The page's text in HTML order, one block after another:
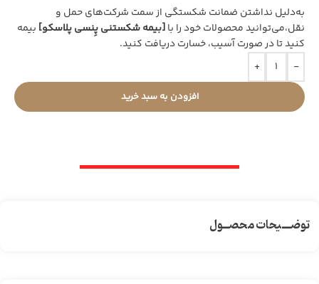
به‌دلیل نداشتن ضمانت شکستگی از سمت شرکت‌های حمل و
نقل،می‌توانید محصولات خود را با[بیمه شکستنی پِنسی پلاسکو] بیمه
کنید تا در صورت آسیب، خسارت دریافت کنید.
-
+
افزودن به سبد خرید
توضـــیحات محصــول